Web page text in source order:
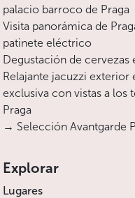
palacio barroco de Praga
Visita panorámica de
patinete eléctrico
Degustación de cervezas
Relajante jacuzzi exterior
exclusiva con vistas a los
Praga
→ Selección Avantgarde
Explorar
Lugares